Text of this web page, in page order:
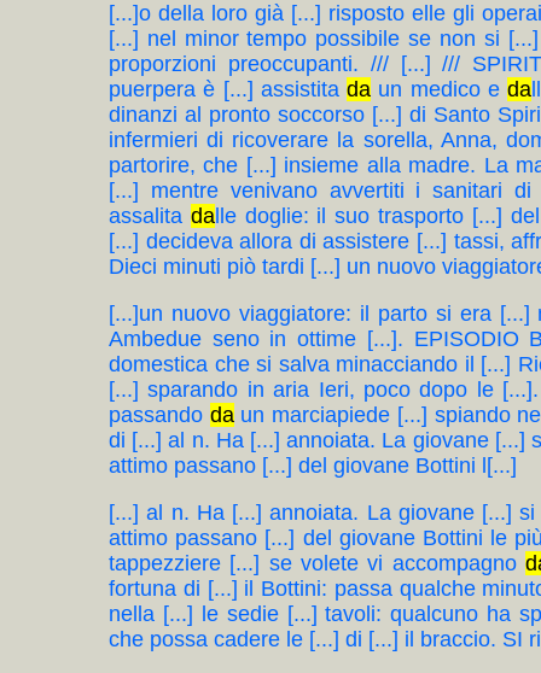
[...]o della loro già [...] risposto elle gli
[...] nel minor tempo possibile se non si
proporzioni preoccupanti. /// [...] ///
puerpera è [...] assistitada un medico eda
dinanzi al pronto soccorso [...] di Santo
infermieri di ricoverare la sorella, Anna,
partorire, che [...] insieme alla madre. La
[...] mentre venivano avvertiti i sanitari
assalita dalle doglie: il suo trasporto [...]
[...] decideva allora di assistere [...] tassi,
Dieci minuti piò tardi [...] un nuovo
[...]un nuovo viaggiatore: il parto si era
Ambedue seno in ottime [...]. EPISODIO
domestica che si salva minacciando il [...]
[...] sparando in aria Ieri, poco dopo le
passando daun marciapiede [...] spiando
di [...] al n. Ha [...] annoiata. La giovane [...]
attimo passano [...] del giovane Bottini l[...]
[...] al n. Ha [...] annoiata. La giovane [...]
attimo passano [...] del giovane Bottini le
tappezziere [...] se volete vi accompagno
fortuna di [...] il Bottini: passa qualche
nella [...] le sedie [...] tavoli: qualcuno ha
che possa cadere le [...] di [...] il braccio. SI